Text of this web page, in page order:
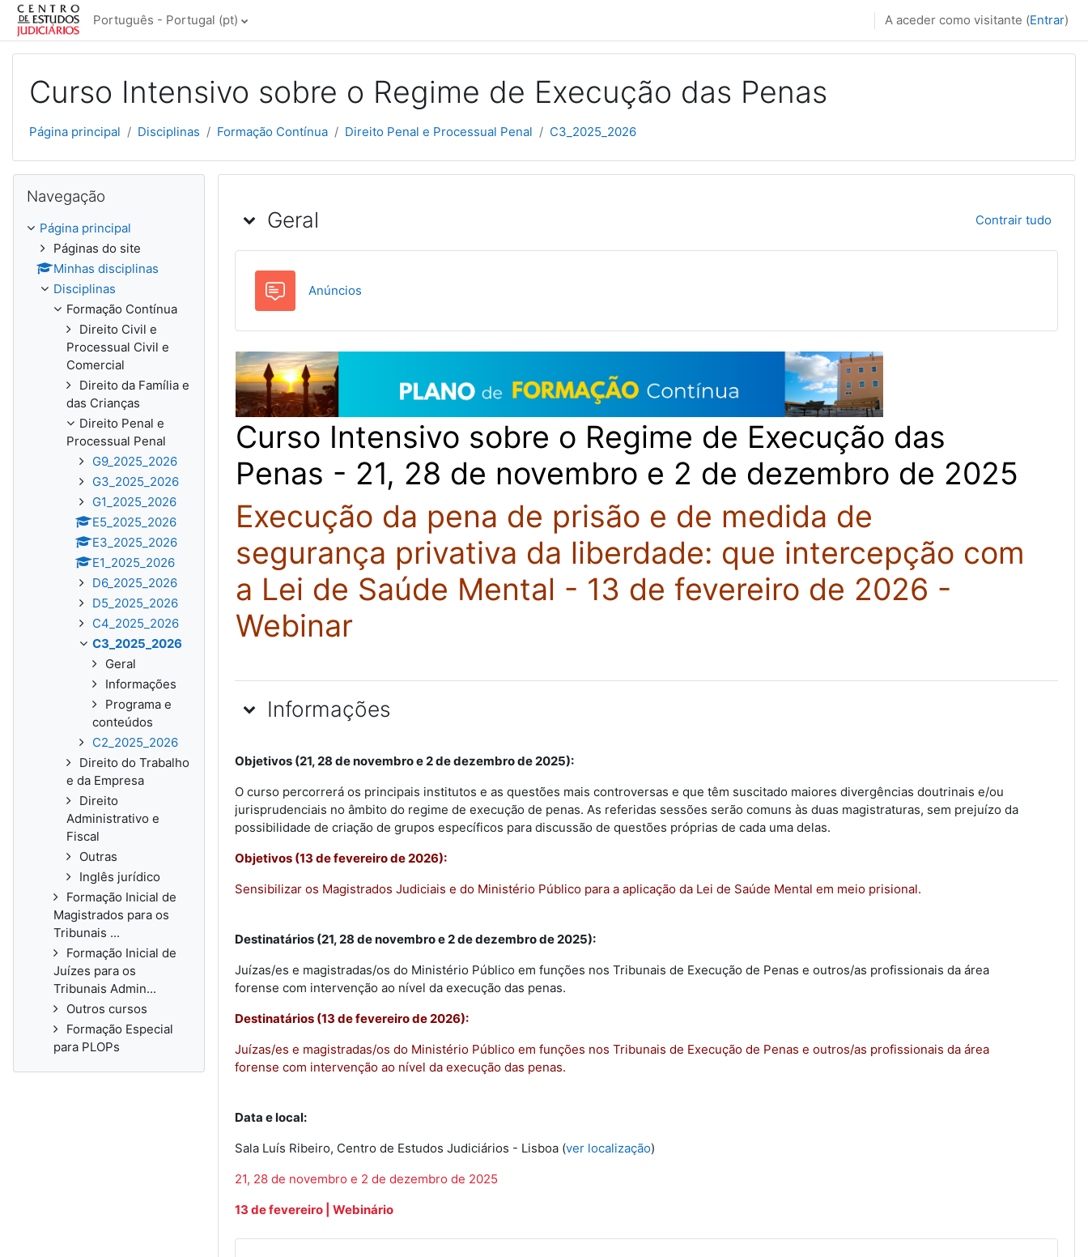
Ir para o conteúdo principal
Português - Portugal ‎(pt)‎ A aceder como visitante (Entrar)
Curso Intensivo sobre o Regime de Execução das Penas
Página principal Disciplinas Formação Contínua Direito Penal e Processual Penal C3_2025_2026
Lista de tópicos
Geral Contrair tudo
AnúnciosFórum
Curso Intensivo sobre o Regime de Execução das
Penas - 21, 28 de novembro e 2 de dezembro de 2025
Execução da pena de prisão e de medida de
segurança privativa da liberdade: que intercepção com
a Lei de Saúde Mental - 13 de fevereiro de 2026 -
Webinar
Informações
Objetivos (21, 28 de novembro e 2 de dezembro de 2025):
O curso percorrerá os principais institutos e as questões mais controversas e que têm suscitado maiores divergências doutrinais e/ou
jurisprudenciais no âmbito do regime de execução de penas. As referidas sessões serão comuns às duas magistraturas, sem prejuízo da
possibilidade de criação de grupos específicos para discussão de questões próprias de cada uma delas.
Objetivos (13 de fevereiro de 2026):
Sensibilizar os Magistrados Judiciais e do Ministério Público para a aplicação da Lei de Saúde Mental em meio prisional.
Destinatários (21, 28 de novembro e 2 de dezembro de 2025):
Juízas/es e magistradas/os do Ministério Público em funções nos Tribunais de Execução de Penas e outros/as profissionais da área
forense com intervenção ao nível da execução das penas.
Destinatários (13 de fevereiro de 2026):
Juízas/es e magistradas/os do Ministério Público em funções nos Tribunais de Execução de Penas e outros/as profissionais da área
forense com intervenção ao nível da execução das penas.
Data e local:
Sala Luís Ribeiro, Centro de Estudos Judiciários - Lisboa (ver localização)
21, 28 de novembro e 2 de dezembro de 2025
13 de fevereiro | Webinário
Navegação
Página principal
Páginas do site
Minhas disciplinas
Disciplinas
Formação Contínua
Direito Civil e
Processual Civil e
Comercial
Direito da Família e
das Crianças
Direito Penal e
Processual Penal
G9_2025_2026
G3_2025_2026
G1_2025_2026
E5_2025_2026
E3_2025_2026
E1_2025_2026
D6_2025_2026
D5_2025_2026
C4_2025_2026
C3_2025_2026
Geral
Informações
Programa e
conteúdos
C2_2025_2026
Direito do Trabalho
e da Empresa
Direito
Administrativo e
Fiscal
Outras
Inglês jurídico
Formação Inicial de
Magistrados para os
Tribunais ...
Formação Inicial de
Juízes para os
Tribunais Admin...
Outros cursos
Formação Especial
para PLOPs